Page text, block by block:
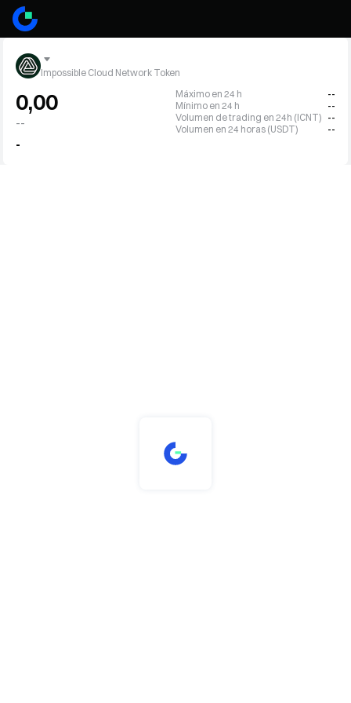
Impossible Cloud Network Token
0,00
--
-
Máximo en 24 h
--
Mínimo en 24 h
--
Volumen de trading en 24h (ICNT) --
Volumen en 24 horas (USDT)
--